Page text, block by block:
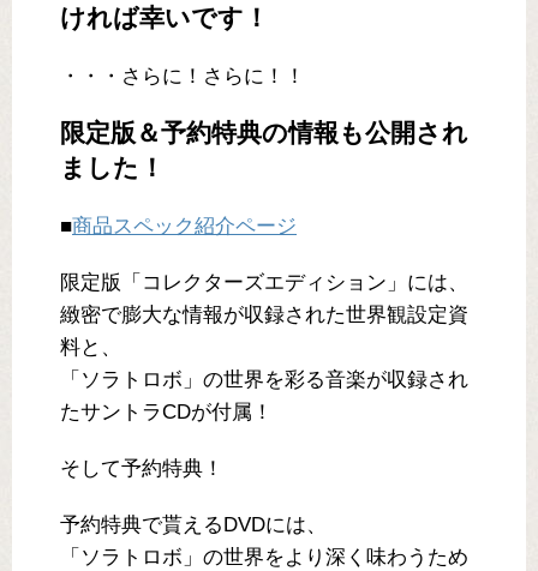
ければ幸いです！
・・・さらに！さらに！！
限定版＆予約特典の情報も公開され
ました！
■商品スペック紹介ページ
限定版「コレクターズエディション」には、
緻密で膨大な情報が収録された世界観設定資
料と、
「ソラトロボ」の世界を彩る音楽が収録され
たサントラCDが付属！
そして予約特典！
予約特典で貰えるDVDには、
「ソラトロボ」の世界をより深く味わうため